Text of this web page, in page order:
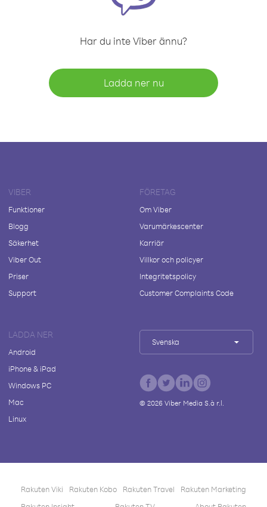
Har du inte Viber ännu?
Ladda ner nu
VIBER
Funktioner
Blogg
Säkerhet
Viber Out
Priser
Support
FÖRETAG
Om Viber
Varumärkescenter
Karriär
Villkor och policyer
Integritetspolicy
Customer Complaints Code
LADDA NER
Android
iPhone & iPad
Windows PC
Mac
Linux
Svenska
© 2026Viber Media S.à r.l.
Rakuten Viki Rakuten Kobo Rakuten Travel
Rakuten Marketing